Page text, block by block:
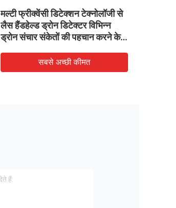
मल्टी फ्रीक्वेंसी डिटेक्शन टेक्नोलॉजी से
लैस हैंडहेल्ड ड्रोन डिटेक्टर विभिन्न
ड्रोन संचार संकेतों की पहचान करने के
सबसे अच्छी कीमत